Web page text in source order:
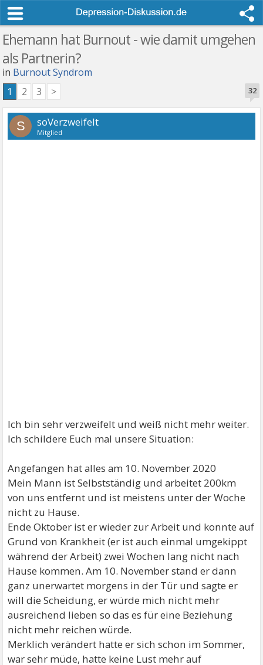
Ehemann hat Burnout - wie damit umgehen
als Partnerin?
in Burnout Syndrom
32
1 2 3 >
S soVerzweifelt
Mitglied
Ich bin sehr verzweifelt und weiß nicht mehr weiter.
Ich schildere Euch mal unsere Situation:
Angefangen hat alles am 10. November 2020
Mein Mann ist Selbstständig und arbeitet 200km
von uns entfernt und ist meistens unter der Woche
nicht zu Hause.
Ende Oktober ist er wieder zur Arbeit und konnte auf
Grund von Krankheit (er ist auch einmal umgekippt
während der Arbeit) zwei Wochen lang nicht nach
Hause kommen. Am 10. November stand er dann
ganz unerwartet morgens in der Tür und sagte er
will die Scheidung, er würde mich nicht mehr
ausreichend lieben so das es für eine Beziehung
nicht mehr reichen würde.
Merklich verändert hatte er sich schon im Sommer,
war sehr müde, hatte keine Lust mehr auf